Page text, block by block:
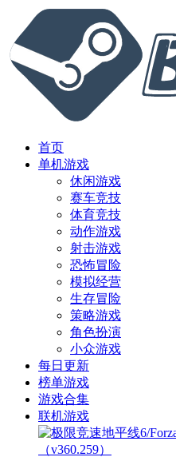
首页
单机游戏
休闲游戏
赛车竞技
体育竞技
动作游戏
射击游戏
恐怖冒险
模拟经营
生存冒险
策略游戏
角色扮演
小众游戏
每日更新
榜单游戏
游戏合集
联机游戏